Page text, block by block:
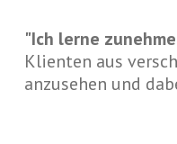
"Ich lerne
Klienten aus
anzusehen und